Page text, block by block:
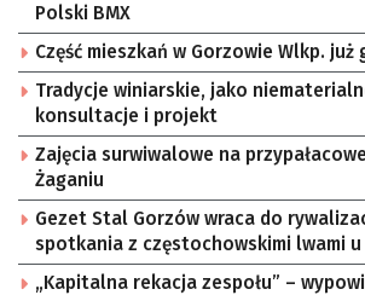
Polski BMX
Część mieszkań w Gorzowie Wlkp.
Tradycje winiarskie, jako
konsultacje i projekt
Zajęcia surwiwalowe na
Żaganiu
Gezet Stal Gorzów wraca do
spotkania z częstochowskimi lwami u
„Kapitalna rekacja zespołu” –